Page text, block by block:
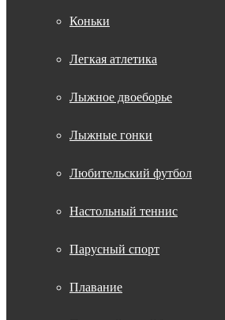
Коньки
Легкая атлетика
Лыжное двоеборье
Лыжные гонки
Любительский футбол
Настольный теннис
Парусный спорт
Плавание